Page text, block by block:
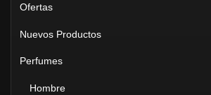
Ofertas
Nuevos Productos
Perfumes
Hombre